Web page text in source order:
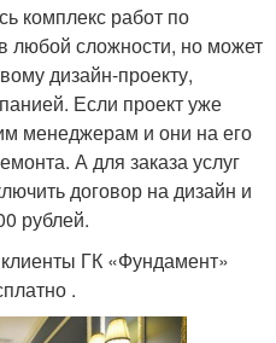
комплекс работ по
любой сложности, но может
дизайн-проекту,
Если проект уже
менеджерам и они на его
А для заказа услуг
договор на дизайн и
рублей.
ГК «Фундамент»
.